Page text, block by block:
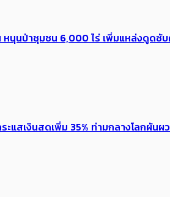
หนุนป่าชุมชน 6,000 ไร่ เพิ่ม​แหล่งดูด
ะแสเงินสดเพิ่ม 35% ท่ามกลางโลกผั